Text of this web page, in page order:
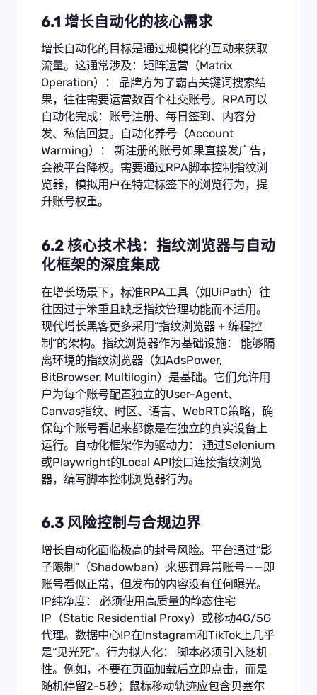
6.1 增长自动化的核心需求
增长自动化的目标是通过规模化的互动来获取
流量。这通常涉及：矩阵运营（Matrix
Operation）： 品牌方为了霸占关键词搜索结
果，往往需要运营数百个社交账号。RPA可以
自动化完成：账号注册、每日签到、内容分
发、私信回复。自动化养号（Account
Warming）： 新注册的账号如果直接发广告，
会被平台降权。需要通过RPA脚本控制指纹浏
览器，模拟用户在特定标签下的浏览行为，提
升账号权重。
6.2 核心技术栈：指纹浏览器与自动
化框架的深度集成
在增长场景下，标准RPA工具（如UiPath）往
往因过于笨重且缺乏指纹管理功能而不适用。
现代增长黑客更多采用“指纹浏览器 + 编程控
制”的架构。指纹浏览器作为基础设施： 能够隔
离环境的指纹浏览器（如AdsPower,
BitBrowser, Multilogin）是基础。它们允许用
户为每个账号配置独立的User-Agent、
Canvas指纹、时区、语言、WebRTC策略，确
保每个账号看起来都像是在独立的真实设备上
运行。自动化框架作为驱动力： 通过Selenium
或Playwright的Local API接口连接指纹浏览
器，编写脚本控制浏览器行为。
6.3 风险控制与合规边界
增长自动化面临极高的封号风险。平台通过“影
子限制”（Shadowban）来惩罚异常账号——即
账号看似正常，但发布的内容没有任何曝光。
IP纯净度： 必须使用高质量的静态住宅
IP（Static Residential Proxy）或移动4G/5G
代理。数据中心IP在Instagram和TikTok上几乎
是“见光死”。行为拟人化： 脚本必须引入随机
性。例如，不要在页面加载后立即点击，而是
随机停留2-5秒；鼠标移动轨迹应包含贝塞尔